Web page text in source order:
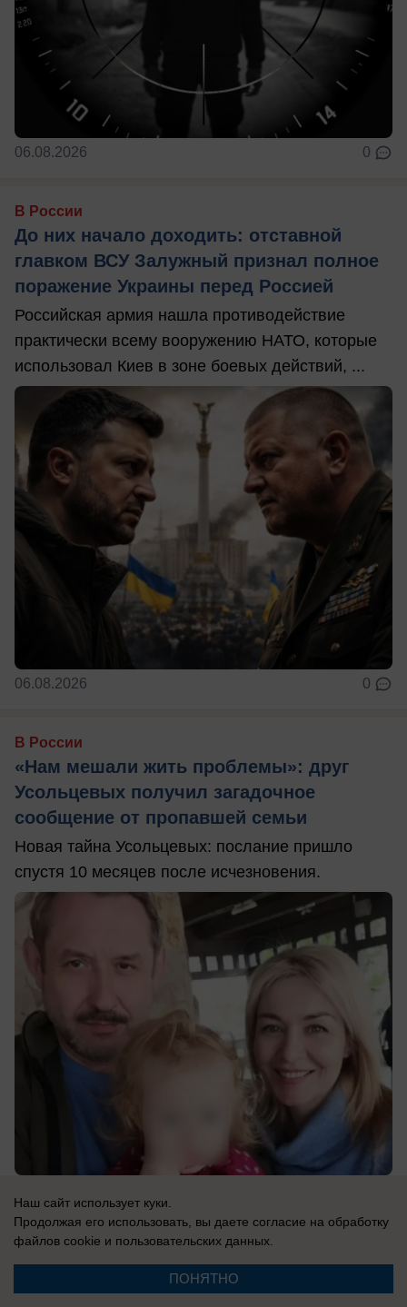
06.08.2026 0
В России
До них начало доходить: отставной
главком ВСУ Залужный признал полное
поражение Украины перед Россией
Российская армия нашла противодействие
практически всему вооружению НАТО, которые
использовал Киев в зоне боевых действий, ...
06.08.2026 0
В России
«Нам мешали жить проблемы»: друг
Усольцевых получил загадочное
сообщение от пропавшей семьи
Новая тайна Усольцевых: послание пришло
спустя 10 месяцев после исчезновения.
Наш сайт использует куки.
Продолжая его использовать, вы даете согласие на обработку
файлов cookie и пользовательских данных.
ПОНЯТНО